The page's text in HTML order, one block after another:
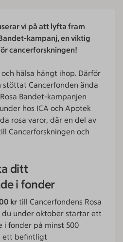
vi på att lyfta fram
kampanj, en viktig
cancerforskningen!
hälsa hängt ihop. Därför
stöttat Cancerfonden ända
Bandet-kampanjen
hos ICA och Apotek
rosa varor, där en del av
Cancerforskningen och
ditt
i fonder
kr till Cancer­fondens Rosa
du under oktober startar ett
i fonder på minst 500
ett befintligt